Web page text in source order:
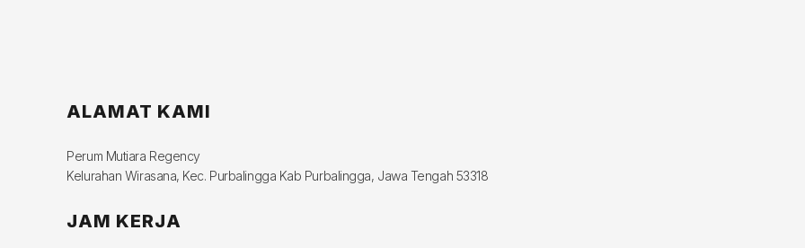
ALAMAT KAMI
Perum Mutiara Regency
Kelurahan Wirasana, Kec. Purbalingga Kab Purbalingga, Jawa Tengah 53318
JAM KERJA